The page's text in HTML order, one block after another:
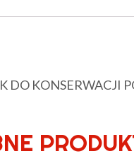
DO KONSERWACJI